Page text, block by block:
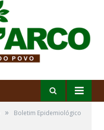
»
Boletim Epidemiológico